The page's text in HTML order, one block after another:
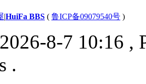
|HuiFa BBS ( 鲁ICP备09079540号 )
8-7 10:16 ,
.